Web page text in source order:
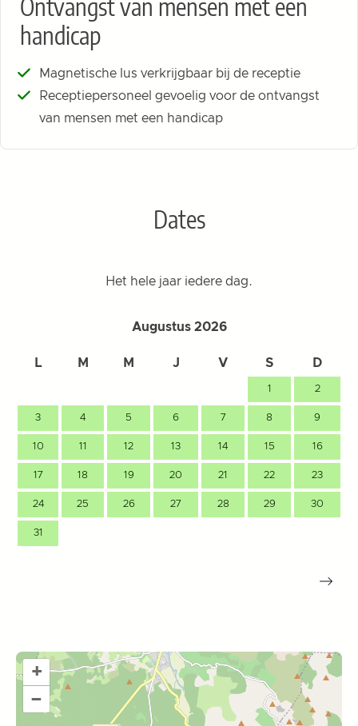
Ontvangst van mensen met een
handicap
Magnetische lus verkrijgbaar bij de receptie
Receptiepersoneel gevoelig voor de ontvangst
van mensen met een handicap
Dates
Het hele jaar iedere dag.
Augustus 2026
L M M J V S D
1 2
3 4 5 6 7 8 9
10 11 12 13 14 15 16
17 18 19 20 21 22 23
24 25 26 27 28 29 30
31
+
–